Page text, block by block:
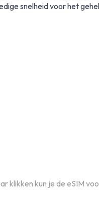
snelheid voor het
klikken kun je de eSIM